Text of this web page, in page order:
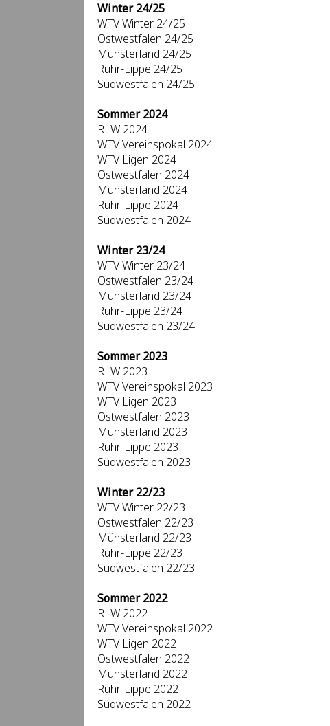
Winter 24/25
WTV Winter 24/25
Ostwestfalen 24/25
Münsterland 24/25
Ruhr-Lippe 24/25
Südwestfalen 24/25
Sommer 2024
RLW 2024
WTV Vereinspokal 2024
WTV Ligen 2024
Ostwestfalen 2024
Münsterland 2024
Ruhr-Lippe 2024
Südwestfalen 2024
Winter 23/24
WTV Winter 23/24
Ostwestfalen 23/24
Münsterland 23/24
Ruhr-Lippe 23/24
Südwestfalen 23/24
Sommer 2023
RLW 2023
WTV Vereinspokal 2023
WTV Ligen 2023
Ostwestfalen 2023
Münsterland 2023
Ruhr-Lippe 2023
Südwestfalen 2023
Winter 22/23
WTV Winter 22/23
Ostwestfalen 22/23
Münsterland 22/23
Ruhr-Lippe 22/23
Südwestfalen 22/23
Sommer 2022
RLW 2022
WTV Vereinspokal 2022
WTV Ligen 2022
Ostwestfalen 2022
Münsterland 2022
Ruhr-Lippe 2022
Südwestfalen 2022